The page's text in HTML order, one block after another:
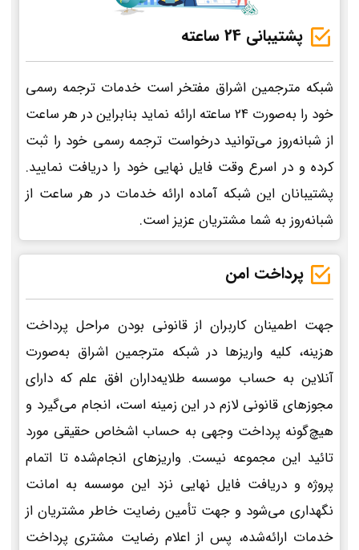
پشتیبانی 24 ساعته
شبکه مترجمین اشراق مفتخر است خدمات ترجمه رسمی
خود را به‌صورت 24 ساعته ارائه نماید بنابراین در هر ساعت
از شبانه‌روز می‌توانید درخواست ترجمه رسمی خود را ثبت
کرده و در اسرع وقت فایل نهایی خود را دریافت نمایید.
پشتیبانان این شبکه آماده ارائه خدمات در هر ساعت از
شبانه‌روز به شما مشتریان عزیز است.
پرداخت امن
جهت اطمینان کاربران از قانونی بودن مراحل پرداخت
هزینه، کلیه واریزها در شبکه مترجمین اشراق به‌صورت
آنلاین به حساب موسسه طلایه‌داران افق علم که دارای
مجوزهای قانونی لازم در این زمینه است، انجام می‌گیرد و
هیچ‌گونه پرداخت وجهی به حساب اشخاص حقیقی مورد
تائید این مجموعه نیست. واریزهای انجام‌شده تا اتمام
پروژه و دریافت فایل نهایی نزد این موسسه به امانت
نگهداری می‌شود و جهت تأمین رضایت خاطر مشتریان از
خدمات ارائه‌شده، پس از اعلام رضایت مشتری پرداخت